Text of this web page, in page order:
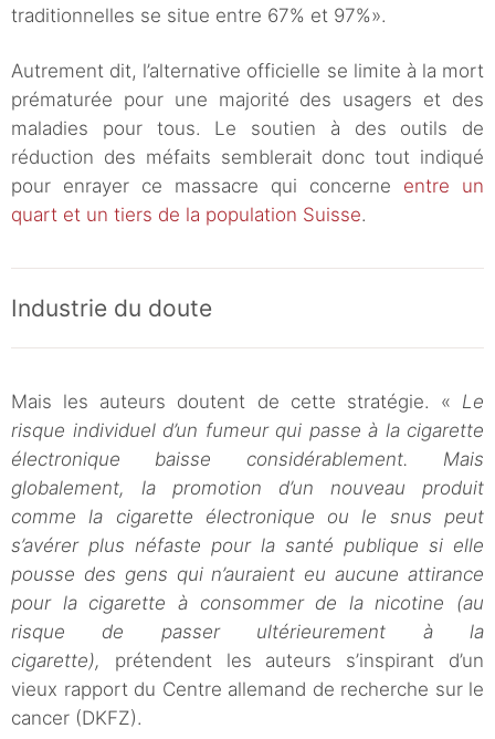
traditionnelles se situe entre 67% et 97%».
Autrement dit, l’alternative officielle se limite à la mort
prématurée pour une majorité des usagers et des
maladies pour tous. Le soutien à des outils de
réduction des méfaits semblerait donc tout indiqué
pour enrayer ce massacre qui concerne entre un
quart et un tiers de la population Suisse.
Industrie du doute
Mais les auteurs doutent de cette stratégie. « Le
risque individuel d’un fumeur qui passe à la cigarette
électronique baisse considérablement. Mais
globalement, la promotion d’un nouveau produit
comme la cigarette électronique ou le snus peut
s’avérer plus néfaste pour la santé publique si elle
pousse des gens qui n’auraient eu aucune attirance
pour la cigarette à consommer de la nicotine (au
risque de passer ultérieurement à la
cigarette), prétendent les auteurs s’inspirant d’un
vieux rapport du Centre allemand de recherche sur le
cancer (DKFZ).